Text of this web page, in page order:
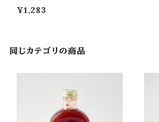
¥1,283
同じカテゴリの商品